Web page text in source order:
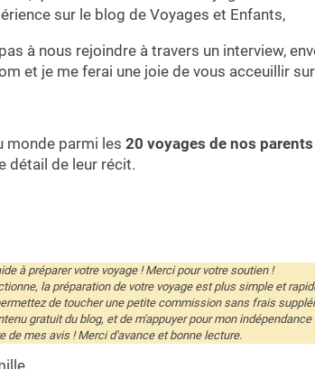
sur le blog de Voyages et Enfants,
à nous rejoindre à travers un interview,
et je me ferai une joie de vous acceuillir
monde parmi les 20 voyages de nos parents
détail de leur récit.
à préparer votre voyage ! Merci pour votre soutien !
la préparation de votre voyage est plus simple et
de toucher une petite commission sans frais
gratuit du blog, et de m'appuyer pour mon
de mes avis ! Merci d'avance et bonne lecture.